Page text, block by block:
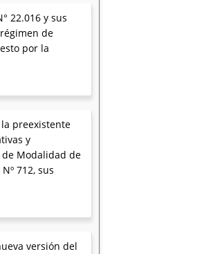
22.016 y sus
de
por la
preexistente
y
de Modalidad de
712, sus
versión del